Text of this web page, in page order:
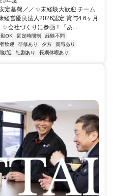
定基盤／／ ✨未経験大歓迎 チーム
経営優良法人2026認定 賞与4.6ヶ月
✨会社づくりに参画！『あ...
OK 固定時間制
経験不問
歓迎 研修あり 夕方
賞与あり
歓迎 社割あり 長期休暇あり